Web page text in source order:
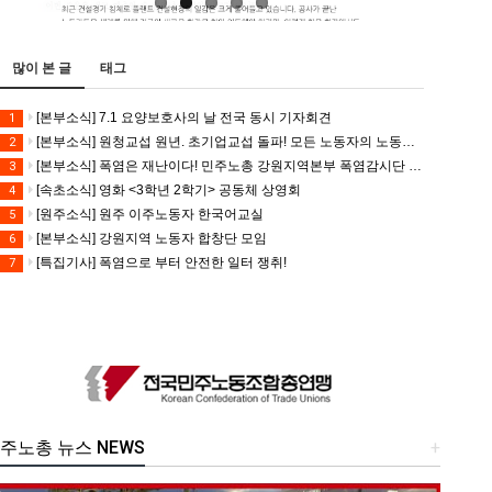
많이 본 글 태그
1 [본부소식] 7.1 요양보호사의 날 전국 동시 기자회견
2 [본부소식] 원청교섭 원년. 초기업교섭 돌파! 모든 노동자의 노동기본권 쟁취! 민주노총 7.15 총파업대회
3 [본부소식] 폭염은 재난이다! 민주노총 강원지역본부 폭염감시단 선포 기자회견
4 [속초소식] 영화 <3학년 2학기> 공동체 상영회
5 [원주소식] 원주 이주노동자 한국어교실
6 [본부소식] 강원지역 노동자 합창단 모임
7 [특집기사] 폭염으로 부터 안전한 일터 쟁취!
+
노총 뉴스 NEWS